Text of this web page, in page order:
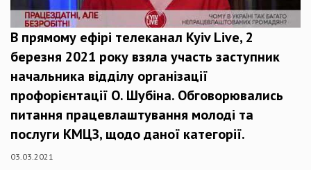
В прямому ефірі телеканал Kyiv Live, 2
березня 2021 року взяла участь заступник
начальника відділу організації
профорієнтації О. Шубіна. Обговорювались
питання працевлаштування молоді та
послуги КМЦЗ, щодо даної категорії.
03.03.2021